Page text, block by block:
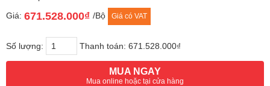
Giá: 671.528.000₫ /Bộ Giá có VAT
Số lượng: Thanh toán: 671.528.000₫
MUA NGAY
Mua online hoặc tại cửa hàng